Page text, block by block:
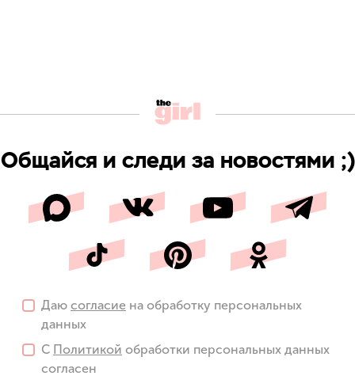
Общайся и следи за новостями ;)
Даю согласие на обработку персональных
данных
С Политикой обработки персональных данных
согласен